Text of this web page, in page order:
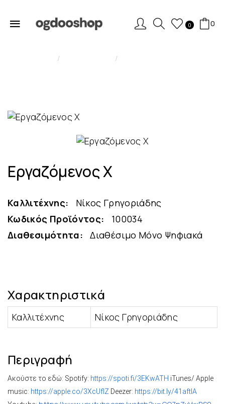
0 0
Εργαζόμενος Χ
Καλλιτέχνης:
Νίκος Γρηγοριάδης
Κωδικός Προϊόντος:
100034
Διαθεσιμότητα:
Διαθέσιμο Μόνο Ψηφιακά
Χαρακτηριστικά
Καλλιτέχνης Νίκος Γρηγοριάδης
Περιγραφή
Ακούστε το εδώ: Spotify: https://spoti.fi/3EKwATH iTunes/ Apple
music: https://apple.co/3XcUflZ Deezer: https://bit.ly/41aftlA